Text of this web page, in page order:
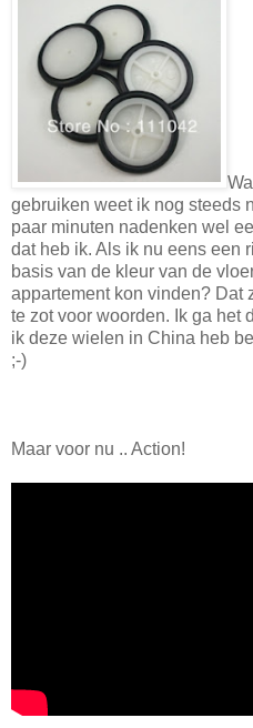
gebruiken weet ik nog steeds
paar minuten nadenken wel
dat heb ik. Als ik nu eens een
basis van de kleur van de
appartement kon vinden? Dat
te zot voor woorden. Ik ga het
ik deze wielen in China heb
;-)
Maar voor nu .. Action!